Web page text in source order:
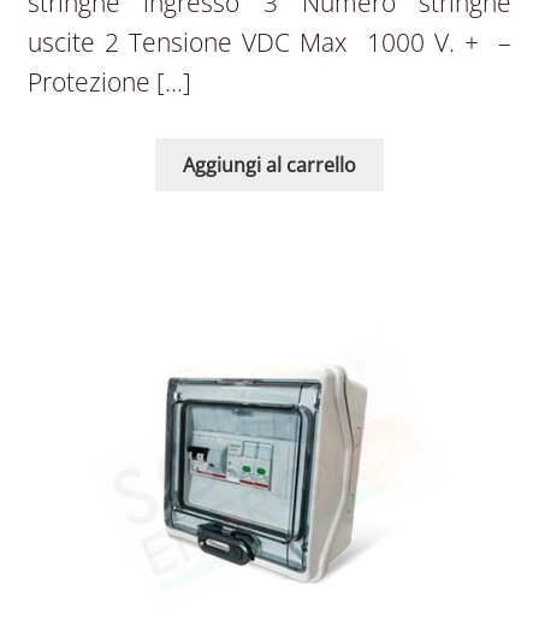
uscite 2 Tensione VDC Max 1000 V. + –
Protezione […]
Aggiungi al carrello